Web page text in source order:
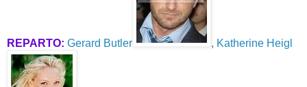
REPARTO: Gerard Butler , Katherine Heigl